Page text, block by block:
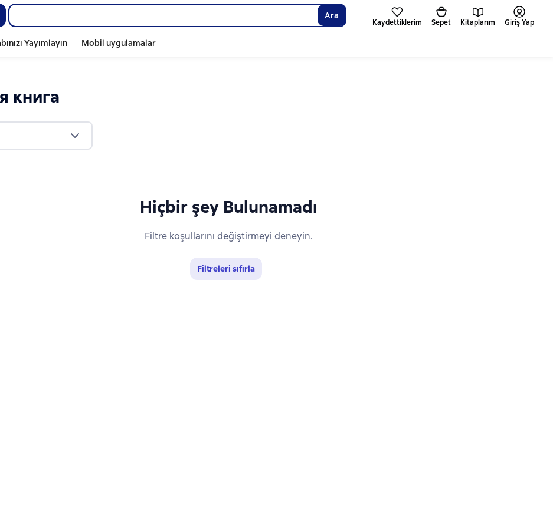
Ara
Kaydettiklerim Sepet Kitaplarım Giriş Yap
Yayımlayın Mobil uygulamalar
книга
Hiçbir şey Bulunamadı
Filtre koşullarını değiştirmeyi deneyin.
Filtreleri sıfırla